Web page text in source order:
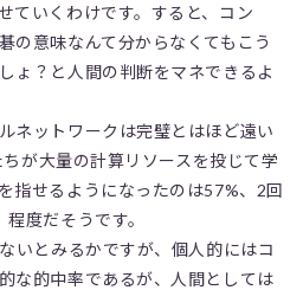
ていくわけです。すると、コン
の意味なんて分からなくてもこう
ょ？と人間の判断をマネできるよ
ネットワークは完璧とはほど遠い
が大量の計算リソースを投じて学
指せるようになったのは57%、2回
度だそうです。
いとみるかですが、個人的にはコ
な的中率であるが、人間としては